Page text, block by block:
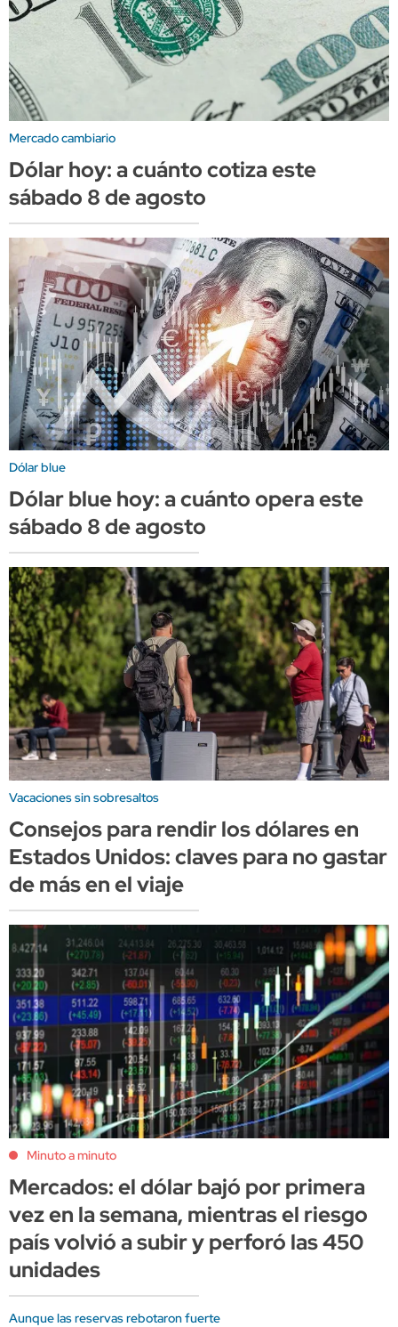
Mercado cambiario
Dólar hoy: a cuánto cotiza este
sábado 8 de agosto
Dólar blue
Dólar blue hoy: a cuánto opera este
sábado 8 de agosto
Vacaciones sin sobresaltos
Consejos para rendir los dólares en
Estados Unidos: claves para no gastar
de más en el viaje
Minuto a minuto
Mercados: el dólar bajó por primera
vez en la semana, mientras el riesgo
país volvió a subir y perforó las 450
unidades
Aunque las reservas rebotaron fuerte